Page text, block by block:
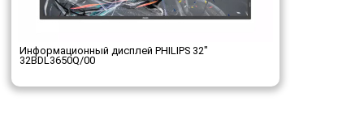
Информационный дисплей PHILIPS 32"
32BDL3650Q/00